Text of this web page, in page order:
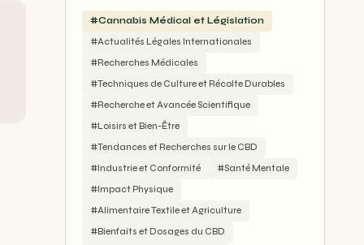
#Cannabis Médical et Législation
#Actualités Légales Internationales
#Recherches Médicales
#Techniques de Culture et Récolte Durables
#Recherche et Avancée Scientifique
#Loisirs et Bien-Être
#Tendances et Recherches sur le CBD
#Industrie et Conformité
#Santé Mentale
#Impact Physique
#Alimentaire Textile et Agriculture
#Bienfaits et Dosages du CBD